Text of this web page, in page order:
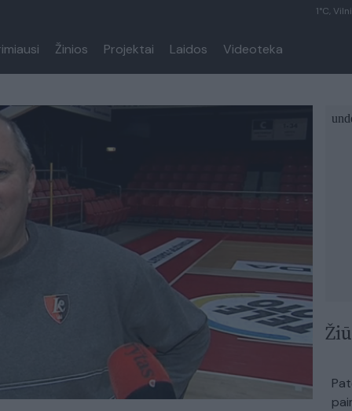
1°C,
Žinios Projektai Laidos Videoteka